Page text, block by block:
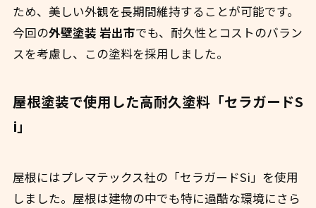
ため、美しい外観を長期間維持することが可能です。
今回の外壁塗装 岩出市でも、耐久性とコストのバラン
スを考慮し、この塗料を採用しました。
屋根塗装で使用した高耐久塗料「セラガードS
i」
屋根にはプレマテックス社の「セラガードSi」を使用
しました。屋根は建物の中でも特に過酷な環境にさら